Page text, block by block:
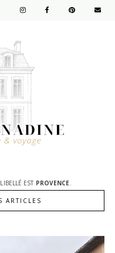
EST PROVENCE.
ARTICLES